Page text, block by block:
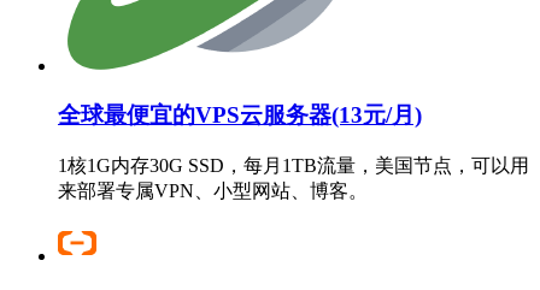
全球最便宜的VPS云服务器(13元/月)
1核1G内存30G SSD，每月1TB流量，美国节点，可以用
来部署专属VPN、小型网站、博客。